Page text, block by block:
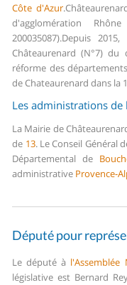
Côte d'Azur.
d'agglomération
200035087).Depuis
Châteaurenard (N°7) du
réforme des
de Chateaurenard dans la
Les administrations de
La Mairie de
de 13.Le Conseil Général
Départemental de
administrative Provence-
Député pour
Le député à l'Assemblée
législative est Bernard